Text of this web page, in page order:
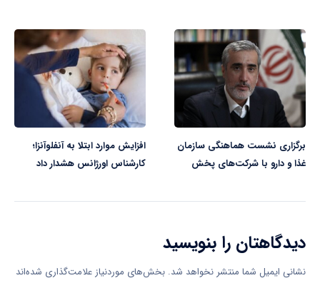
برگزاری نشست هماهنگی سازمان
غذا و دارو با شرکت‌های پخش
افزایش موارد ابتلا به آنفلوآنزا؛
کارشناس اورژانس هشدار داد
دیدگاهتان را بنویسید
نشانی ایمیل شما منتشر نخواهد شد. بخش‌های موردنیاز علامت‌گذاری شده‌اند